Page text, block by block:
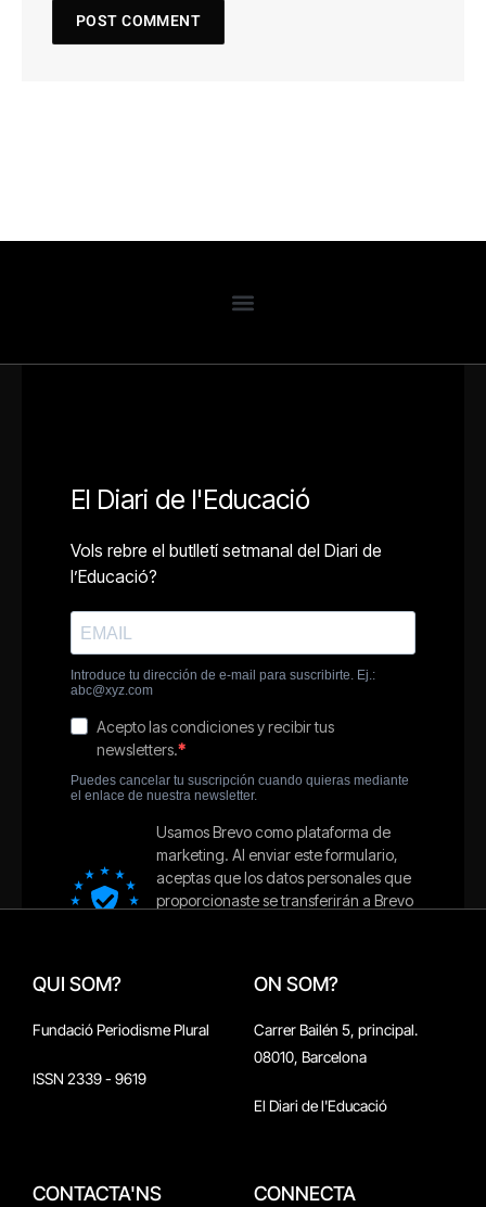
QUI SOM?
Fundació Periodisme Plural
ISSN 2339 - 9619
ON SOM?
Carrer Bailén 5, principal.
08010, Barcelona
El Diari de l'Educació
CONTACTA'NS CONNECTA